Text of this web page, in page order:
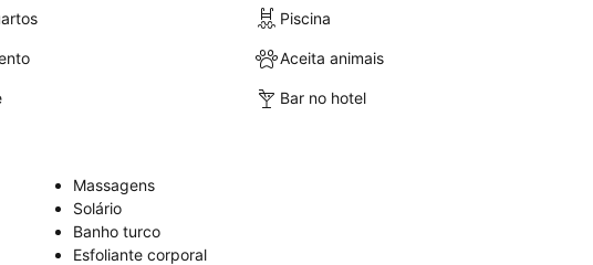
Piscina
Aceita animais
Bar no hotel
Massagens
Solário
Banho turco
Esfoliante corporal